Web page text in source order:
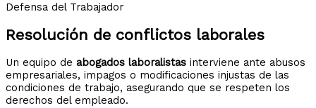
Defensa del Trabajador
Resolución de conflictos laborales
Un equipo de abogados laboralistas interviene ante abusos
empresariales, impagos o modificaciones injustas de las
condiciones de trabajo, asegurando que se respeten los
derechos del empleado.